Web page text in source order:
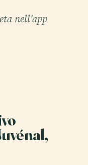
nell'app